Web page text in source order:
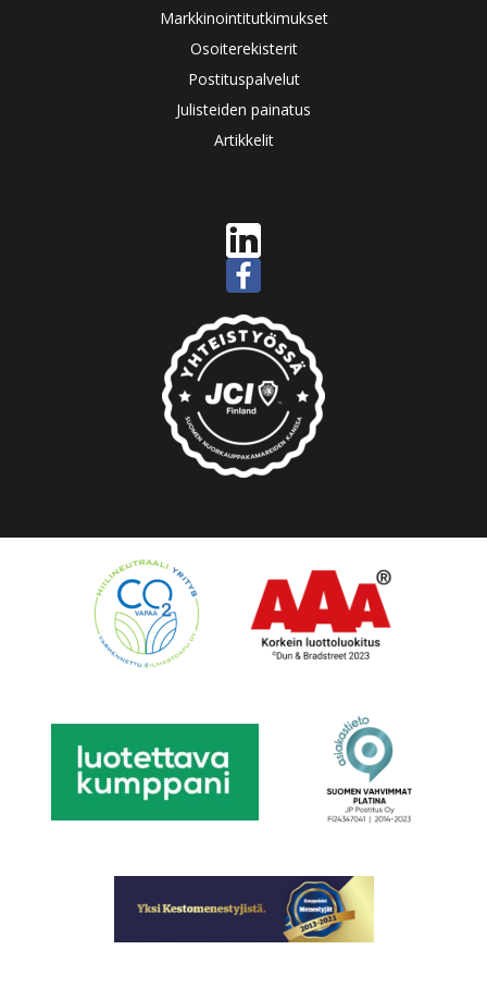
Markkinointitutkimukset
Osoiterekisterit
Postituspalvelut
Julisteiden painatus
Artikkelit